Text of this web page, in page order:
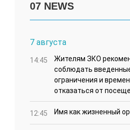
07 NEWS
7 августа
14:45
Жителям ЗКО
соблюдать
ограничения и
отказаться от
12:45 Имя как жизненный